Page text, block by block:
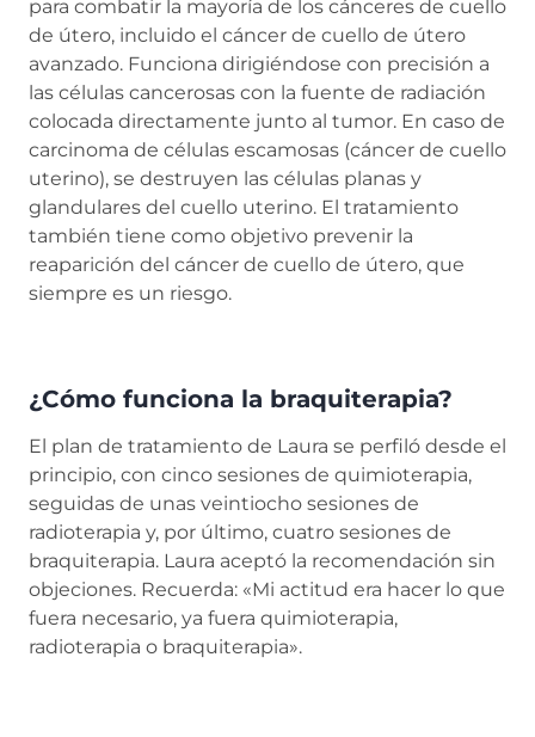
para combatir la mayoría de los cánceres de cuello
de útero, incluido el cáncer de cuello de útero
avanzado. Funciona dirigiéndose con precisión a
las células cancerosas con la fuente de radiación
colocada directamente junto al tumor. En caso de
carcinoma de células escamosas (cáncer de cuello
uterino), se destruyen las células planas y
glandulares del cuello uterino. El tratamiento
también tiene como objetivo prevenir la
reaparición del cáncer de cuello de útero, que
siempre es un riesgo.
¿Cómo funciona la braquiterapia?
El plan de tratamiento de Laura se perfiló desde el
principio, con cinco sesiones de quimioterapia,
seguidas de unas veintiocho sesiones de
radioterapia y, por último, cuatro sesiones de
braquiterapia. Laura aceptó la recomendación sin
objeciones. Recuerda: «Mi actitud era hacer lo que
fuera necesario, ya fuera quimioterapia,
radioterapia o braquiterapia».